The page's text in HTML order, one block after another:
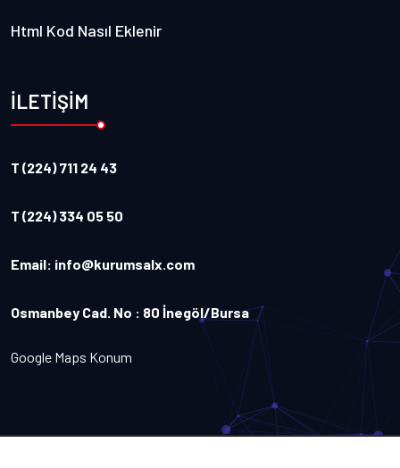
Html Kod Nasıl Eklenir
İLETİŞİM
T (224) 711 24 43
T (224) 334 05 50
Email: info@kurumsalx.com
Osmanbey Cad. No : 80 İnegöl/Bursa
Google Maps Konum